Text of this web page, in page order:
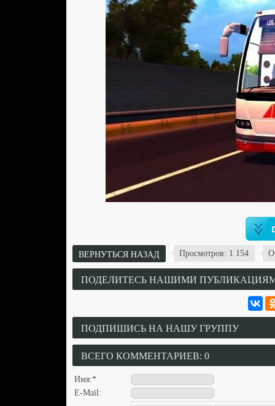
ВЕРНУТЬСЯ НАЗАД Просмотров: 1 154
ПОДЕЛИТЕСЬ НАШИМИ
ПОДПИШИСЬ НА НАШУ ГРУППУ
ВСЕГО КОММЕНТАРИЕВ: 0
Имя:*
E-Mail: